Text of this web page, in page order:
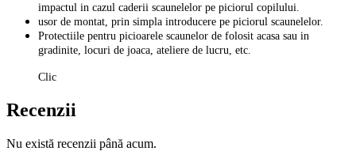
impactul in cazul caderii scaunelelor pe piciorul copilului.
usor de montat, prin simpla introducere pe piciorul scaunelelor.
Protectiile pentru picioarele scaunelor de folosit acasa sau in
gradinite, locuri de joaca, ateliere de lucru, etc.
Clic
Recenzii
Nu există recenzii până acum.